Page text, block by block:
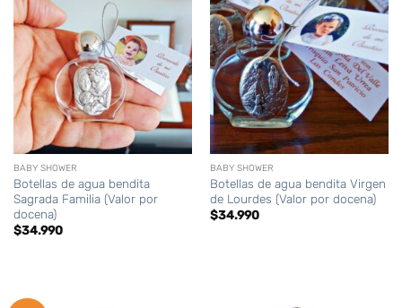
BABY SHOWER
Botellas de agua bendita
Sagrada Familia (Valor por
docena)
$34.990
BABY SHOWER
Botellas de agua bendita Virgen
de Lourdes (Valor por docena)
$34.990